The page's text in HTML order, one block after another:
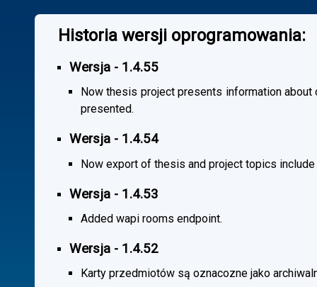
Historia wersji oprogramowania:
Wersja - 1.4.55
Now thesis project presents information
presented.
Wersja - 1.4.54
Now export of thesis and project topics
Wersja - 1.4.53
Added wapi rooms endpoint.
Wersja - 1.4.52
Karty przedmiotów są oznacozne jako